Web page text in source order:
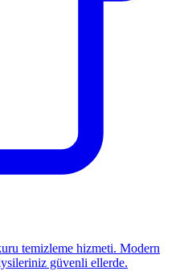
temizleme hizmeti. Modern
güvenli ellerde.